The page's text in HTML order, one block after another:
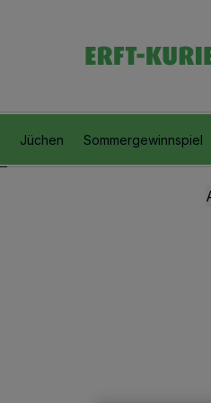
Jüchen Sommergewinnspiel